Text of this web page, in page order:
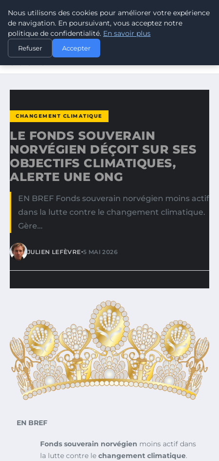
CLIMATE RESPONSE BLOG
ACCUEIL
CHANGEMENT CLIMATIQUE
LE FONDS SOUVERAIN NORVÉGIEN DÉÇOIT SUR SES
CHANGEMENT CLIMATIQUE
LE FONDS SOUVERAIN
NORVÉGIEN DÉÇOIT SUR SES
OBJECTIFS CLIMATIQUES,
ALERTE UNE ONG
EN BREF Fonds souverain norvégien moins actif
dans la lutte contre le changement climatique.
Gère…
JULIEN LEFÈVRE•5 MAI 2026
EN BREF
Fonds souverain norvégien moins actif dans
la lutte contre le changement climatique.
Nous utilisons des cookies pour améliorer votre expérience
de navigation. En poursuivant, vous acceptez notre
politique de confidentialité. En savoir plus
Refuser Accepter